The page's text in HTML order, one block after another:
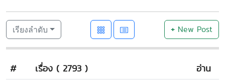
เรียงลำดับ +New Post
# เรื่อง ( 2793 ) อ่าน